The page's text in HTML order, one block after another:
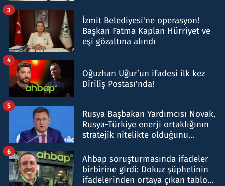
İzmit Belediyesi'ne operasyon!
Başkan Fatma Kaplan Hürriyet ve
eşi gözaltına alındı
3
Oğuzhan Uğur’un ifadesi ilk kez
Diriliş Postası'nda!
4
Rusya Başbakan Yardımcısı Novak,
Rusya-Türkiye enerji ortaklığının
stratejik nitelikte olduğunu
5
Ahbap soruşturmasında ifadeler
birbirine girdi: Dokuz şüphelinin
ifadelerinden ortaya çıkan tablo
6